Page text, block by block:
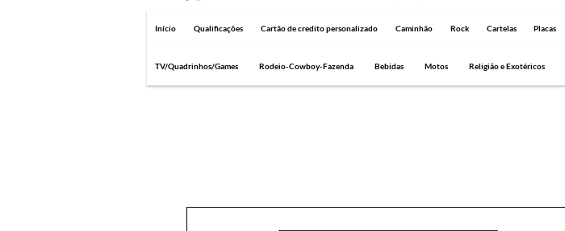
Início Qualificações Cartão de credito personalizado Caminhão Rock Cartelas Placas
TV/Quadrinhos/Games Rodeio-Cowboy-Fazenda Bebidas Motos Religião e Exotéricos